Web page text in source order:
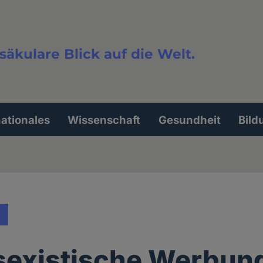
Blick auf die Welt.
Wissenschaft Gesundheit